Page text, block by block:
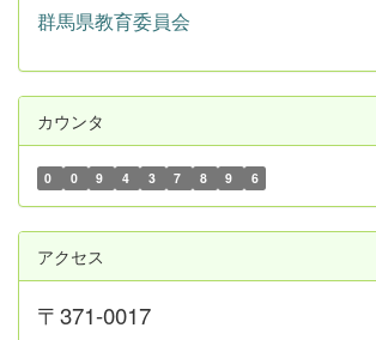
群馬県教育委員会
カウンタ
0 0 9 4 3 7 8 9 6
アクセス
〒371-0017